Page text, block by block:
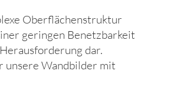
Oberflächenstruktur
geringen Benetzbarkeit
dar.
Wandbilder mit